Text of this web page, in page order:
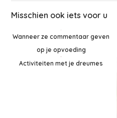
Misschien ook iets voor u
Wanneer ze commentaar geven
op je opvoeding
Activiteiten met je dreumes